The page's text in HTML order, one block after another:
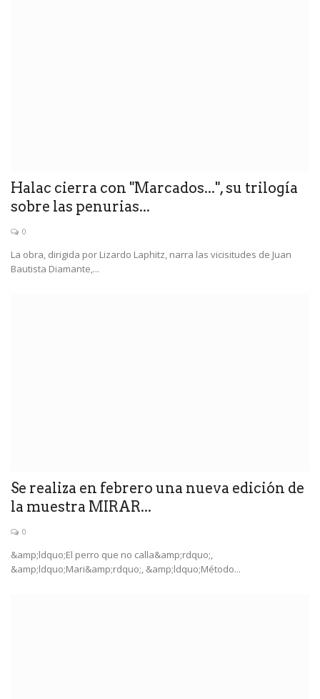
Halac cierra con "Marcados...", su trilogía
sobre las penurias...
0
La obra, dirigida por Lizardo Laphitz, narra las vicisitudes de Juan
Bautista Diamante,...
Se realiza en febrero una nueva edición de
la muestra MIRAR...
0
&amp;ldquo;El perro que no calla&amp;rdquo;,
&amp;ldquo;Mari&amp;rdquo;, &amp;ldquo;Método...